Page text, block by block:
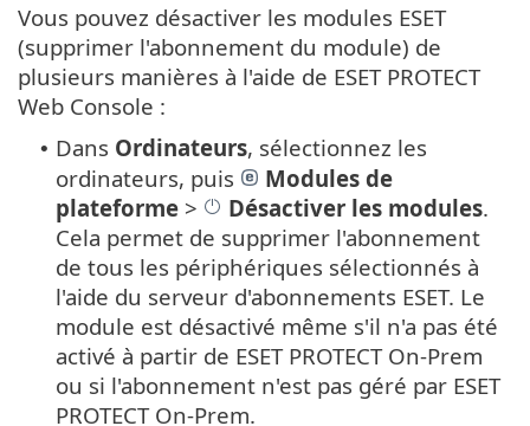
Vous pouvez désactiver les modules ESET
(supprimer l'abonnement du module) de
plusieurs manières à l'aide de ESET PROTECT
Web Console :
• Dans Ordinateurs, sélectionnez les
ordinateurs, puis
Modules de
plateforme > Désactiver les modules.
Cela permet de supprimer l'abonnement
de tous les périphériques sélectionnés à
l'aide du serveur d'abonnements ESET. Le
module est désactivé même s'il n'a pas été
activé à partir de ESET PROTECT On-Prem
ou si l'abonnement n'est pas géré par ESET
PROTECT On-Prem.